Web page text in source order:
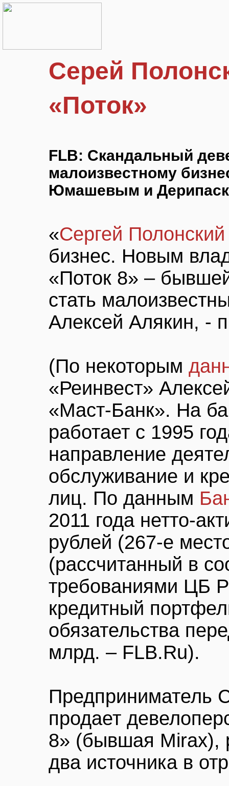
Серей
«Поток»
FLB: Скандальный
малоизвестному
Юмашевым и
«Сергей Полонский
бизнес. Новым
«Поток 8» –
стать
Алексей Алякин, -
(По некоторым
«Реинвест»
«Маст-Банк». На
работает с 1995
направление
обслуживание и
лиц. По данным
2011 года нетто-
рублей (267-е
(рассчитанный в
требованиями ЦБ
кредитный
обязательства
млрд. – FLB.Ru).
Предприниматель
продает
8» (бывшая Mirax),
два источника в